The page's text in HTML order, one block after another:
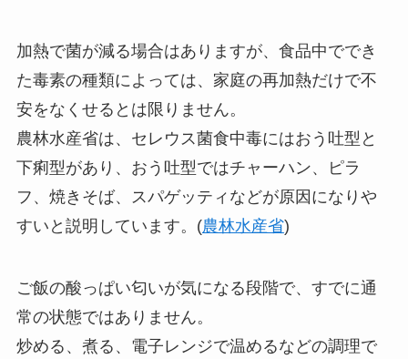
加熱で菌が減る場合はありますが、食品中ででき
た毒素の種類によっては、家庭の再加熱だけで不
安をなくせるとは限りません。
農林水産省は、セレウス菌食中毒にはおう吐型と
下痢型があり、おう吐型ではチャーハン、ピラ
フ、焼きそば、スパゲッティなどが原因になりや
すいと説明しています。(農林水産省)
ご飯の酸っぱい匂いが気になる段階で、すでに通
常の状態ではありません。
炒める、煮る、電子レンジで温めるなどの調理で